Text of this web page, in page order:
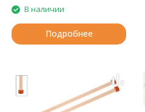
В наличии
Подробнее